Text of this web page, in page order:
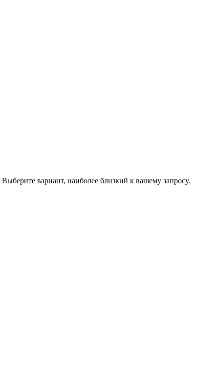
Выберите вариант, наиболее близкий к вашему запросу.